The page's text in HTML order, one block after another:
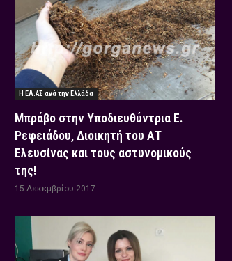
Η ΕΛ.ΑΣ ανά την Ελλάδα
Μπράβο στην Υποδιευθύντρια Ε.
Ρεφειάδου, Διοικητή του ΑΤ
Ελευσίνας και τους αστυνομικούς
της!
15 Δεκεμβρίου 2017